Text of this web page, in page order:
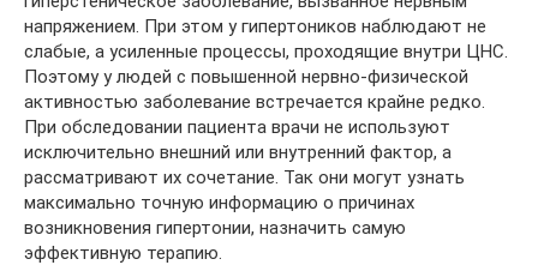
напряжением. При этом у гипертоников наблюдают не
слабые, а усиленные процессы, проходящие внутри ЦНС.
Поэтому у людей с повышенной нервно-физической
активностью заболевание встречается крайне редко.
При обследовании пациента врачи не используют
исключительно внешний или внутренний фактор, а
рассматривают их сочетание. Так они могут узнать
максимально точную информацию о причинах
возникновения гипертонии, назначить самую
эффективную терапию.